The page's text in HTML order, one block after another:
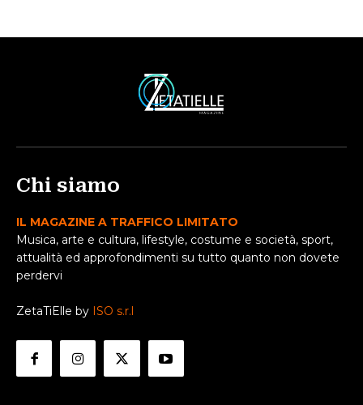
Chi siamo
IL MAGAZINE A TRAFFICO LIMITATO
Musica, arte e cultura, lifestyle, costume e società, sport,
attualità ed approfondimenti su tutto quanto non dovete
perdervi
ZetaTiElle by ISO s.r.l